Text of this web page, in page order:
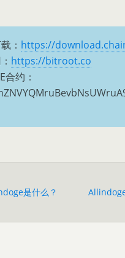
： https://
https://bitroot.co
合约：
是什么？